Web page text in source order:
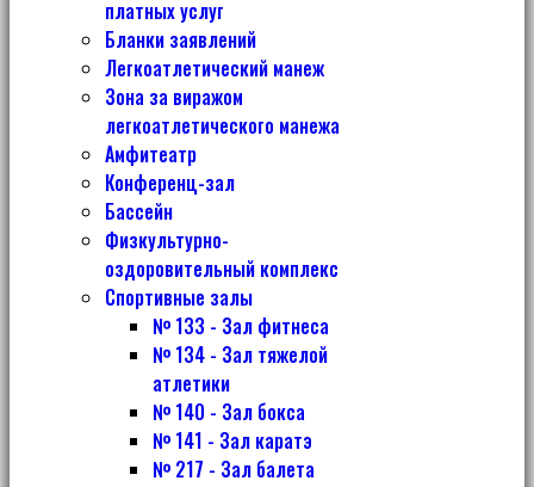
платных услуг
Бланки заявлений
Легкоатлетический манеж
Зона за виражом
легкоатлетического манежа
Амфитеатр
Конференц-зал
Бассейн
Физкультурно-
оздоровительный комплекс
Спортивные залы
№ 133 - Зал фитнеса
№ 134 - Зал тяжелой
атлетики
№ 140 - Зал бокса
№ 141 - Зал каратэ
№ 217 - Зал балета